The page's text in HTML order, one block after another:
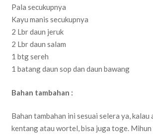
Pala secukupnya
Kayu manis secukupnya
2 Lbr daun jeruk
2 Lbr daun salam
1 btg sereh
1 batang daun sop dan daun bawang
Bahan tambahan :
Bahan tambahan ini sesuai selera ya, kalau
kentang atau wortel, bisa juga toge. Mihun